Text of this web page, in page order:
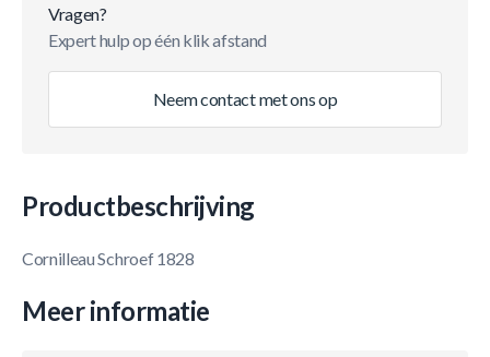
Vragen?
Expert hulp op één klik afstand
Neem contact met ons op
Productbeschrijving
Cornilleau Schroef 1828
Meer informatie